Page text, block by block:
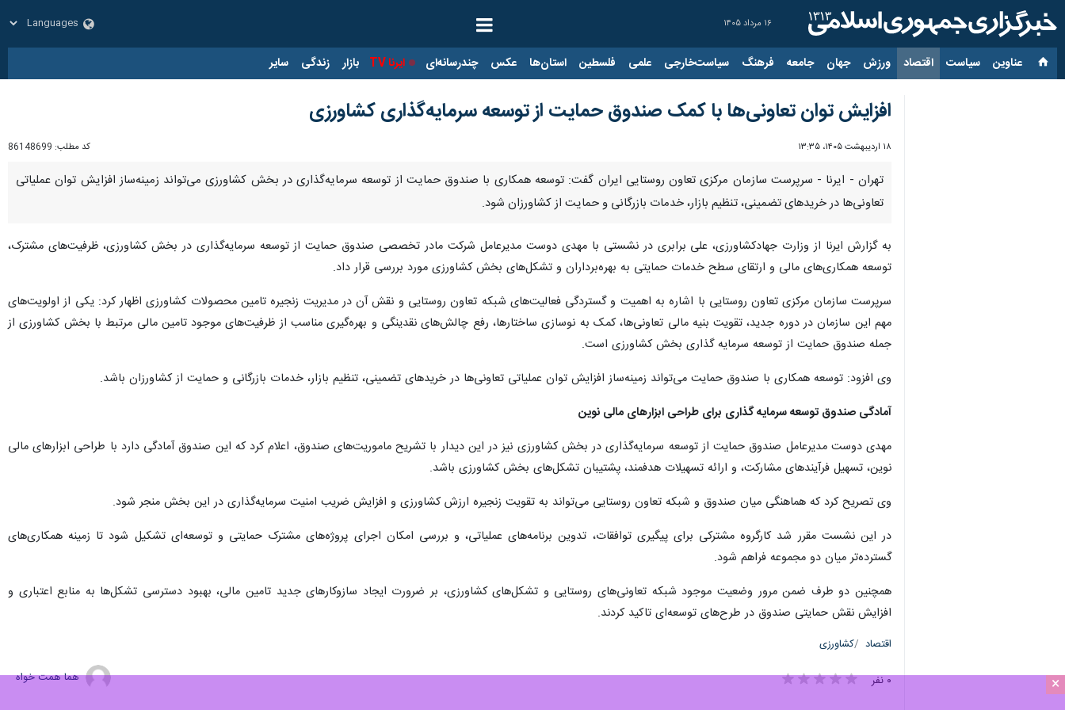
۱۶ مرداد ۱۴۰۵
عناوین‌ سیاست اقتصاد ورزش جهان جامعه فرهنگ سیاست‌خارجی علمی فلسطین استان‌ها عکس چندرسانه‌ای ایرنا TV بازار زندگی سایر
×
افزایش توان تعاونی‌ها با کمک صندوق حمایت از توسعه سرمایه‌گذاری کشاورزی
۱۸ اردیبهشت ۱۴۰۵، ۱۳:۳۵ کد مطلب: 86148699
تهران - ایرنا - سرپرست سازمان مرکزی تعاون روستایی ایران گفت: توسعه همکاری با صندوق حمایت از توسعه سرمایه‌گذاری در بخش کشاورزی می‌تواند زمینه‌ساز افزایش توان عملیاتی
تعاونی‌ها در خریدهای تضمینی، تنظیم بازار، خدمات بازرگانی و حمایت از کشاورزان شود.
به گزارش ایرنا از وزارت جهادکشاورزی، علی برابری در نشستی با مهدی دوست مدیرعامل شرکت مادر تخصصی صندوق حمایت از توسعه سرمایه‌گذاری در بخش کشاورزی، ظرفیت‌های مشترک،
توسعه همکاری‌های مالی و ارتقای سطح خدمات حمایتی به بهره‌برداران و تشکل‌های بخش کشاورزی مورد بررسی قرار داد.
سرپرست سازمان مرکزی تعاون روستایی با اشاره به اهمیت و گستردگی فعالیت‌های شبکه تعاون روستایی و نقش آن در مدیریت زنجیره تامین محصولات کشاورزی اظهار کرد: یکی از اولویت‌های
مهم این سازمان در دوره جدید، تقویت بنیه مالی تعاونی‌ها، کمک به نوسازی ساختارها، رفع چالش‌های نقدینگی و بهره‌گیری مناسب از ظرفیت‌های موجود تامین مالی مرتبط با بخش کشاورزی از
جمله صندوق حمایت از توسعه سرمایه گذاری بخش کشاورزی است.
وی افزود: توسعه همکاری با صندوق حمایت می‌تواند زمینه‌ساز افزایش توان عملیاتی تعاونی‌ها در خریدهای تضمینی، تنظیم بازار، خدمات بازرگانی و حمایت از کشاورزان باشد.
آمادگی صندوق توسعه سرمایه گذاری برای طراحی ابزارهای مالی نوین
مهدی دوست مدیرعامل صندوق حمایت از توسعه سرمایه‌گذاری در بخش کشاورزی نیز در این دیدار با تشریح ماموریت‌های صندوق، اعلام کرد که این صندوق آمادگی دارد با طراحی ابزارهای مالی
نوین، تسهیل فرآیندهای مشارکت، و ارائه تسهیلات هدفمند، پشتیبان تشکل‌های بخش کشاورزی باشد.
وی تصریح کرد که هماهنگی میان صندوق و شبکه تعاون روستایی می‌تواند به تقویت زنجیره ارزش کشاورزی و افزایش ضریب امنیت سرمایه‌گذاری در این بخش منجر شود.
در این نشست مقرر شد کارگروه مشترکی برای پیگیری توافقات، تدوین برنامه‌های عملیاتی، و بررسی امکان اجرای پروژه‌های مشترک حمایتی و توسعه‌ای تشکیل شود تا زمینه همکاری‌های
گسترده‌تر میان دو مجموعه فراهم شود.
همچنین دو طرف ضمن مرور وضعیت موجود شبکه تعاونی‌های روستایی و تشکل‌های کشاورزی، بر ضرورت ایجاد سازوکارهای جدید تامین مالی، بهبود دسترسی تشکل‌ها به منابع اعتباری و
افزایش نقش حمایتی صندوق در طرح‌های توسعه‌ای تاکید کردند.
اقتصاد کشاورزی
۰ نفر هما همت خواه